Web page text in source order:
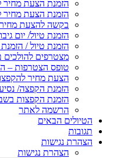
הזמנת הצעת מחיר
הזמנת הצעת מחיר
בקשה להצעת מחיר
הזמנת טיול/ יום
הזמנת טיול /
מצטרפים להולכים
טופס הצטרפות –
הצעת מחיר
הזמנת הקפצה/
הזמנת הקפצות
הרשמה לאתר
הטיולים הבאים
תגובות
הצהרת נגישות
הצהרת נגישות